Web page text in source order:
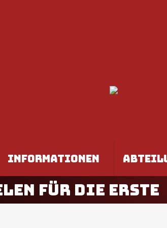
INFORMATIONEN
FÜR DIE ERSTE